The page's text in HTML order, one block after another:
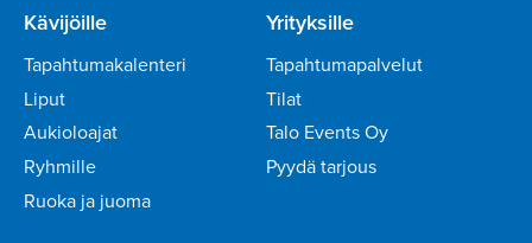
Kävijöille
Tapahtumakalenteri
Liput
Aukioloajat
Ryhmille
Ruoka ja juoma
Yrityksille
Tapahtumapalvelut
Tilat
Talo Events Oy
Pyydä tarjous